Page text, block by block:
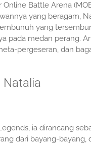
Battle Arena
yang beragam,
yang
pada medan perang.
pergeseran, dan
Natalia
ia dirancang
dari bayang-